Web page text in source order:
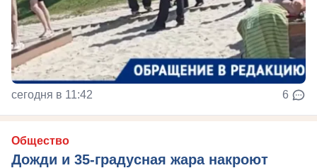
сегодня в 11:42 6
Общество
Дожди и 35-градусная жара накроют